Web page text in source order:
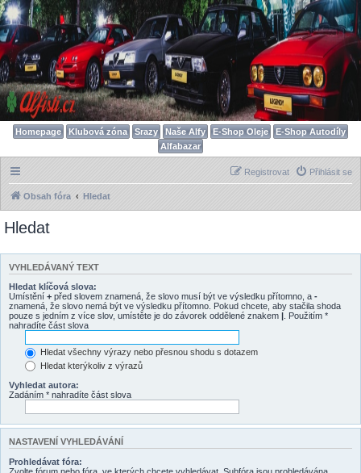
Homepage Klubová zóna Srazy Naše Alfy E-Shop Oleje
E-Shop Autodíly
Alfabazar
Přihlásit se
Registrovat
Obsah fóra Hledat
Hledat
VYHLEDÁVANÝ TEXT
Hledat klíčová slova:
Umístění + před slovem znamená, že slovo musí být ve výsledku přítomno, a -
znamená, že slovo nemá být ve výsledku přítomno. Pokud chcete, aby stačila shoda
pouze s jedním z více slov, umístěte je do závorek oddělené znakem | . Použitím *
nahradíte část slova
Hledat všechny výrazy nebo přesnou shodu s dotazem
Hledat kterýkoliv z výrazů
Vyhledat autora:
Zadáním * nahradíte část slova
NASTAVENÍ VYHLEDÁVÁNÍ
Prohledávat fóra: